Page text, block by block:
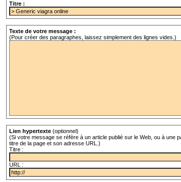
Titre :
Texte de votre message :
(Pour créer des paragraphes, laissez simplement des lignes vides.)
Lien hypertexte (optionnel)
(Si votre message se réfère à un article publié sur le Web, ou à une
titre de la page et son adresse URL.)
Titre :
URL :